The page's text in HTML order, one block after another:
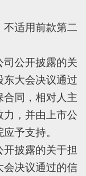
适用前款第二
公开披露的关
大会决议通过
同，相对人主
，并由上市公
予支持。
披露的关于担
决议通过的信